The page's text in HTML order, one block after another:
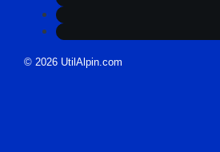
© 2026 UtilAlpin.com